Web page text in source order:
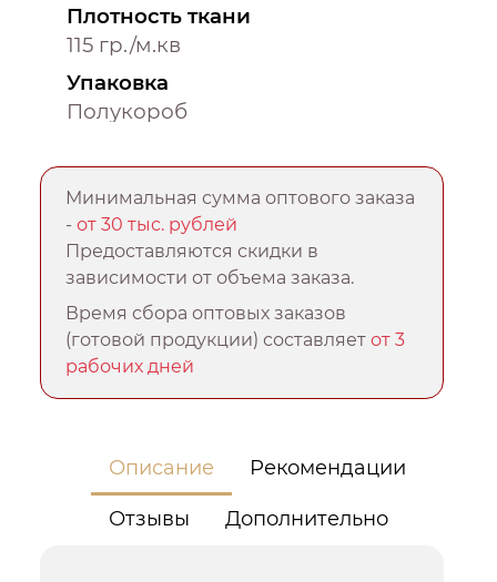
Плотность ткани
115 гр./м.кв
Упаковка
Полукороб
Минимальная сумма оптового заказа
-от 30 тыс. рублей
Предоставляются скидки в
зависимости от объема заказа.
Время сбора оптовых заказов
(готовой продукции) составляетот 3
рабочих дней
Описание Рекомендации
Отзывы Дополнительно